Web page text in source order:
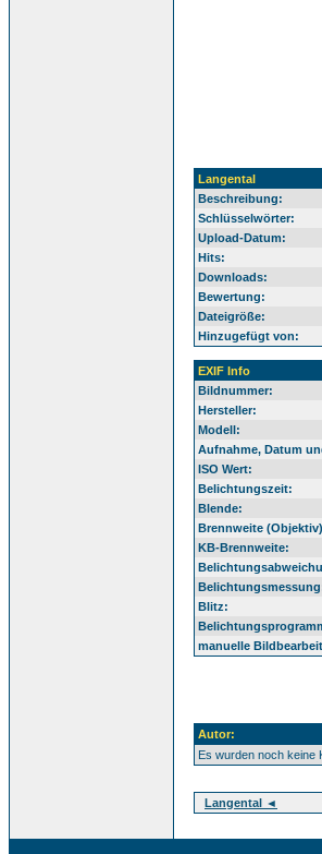
Langental
Beschreibung:
Schlüsselwörter:
Upload-Datum:
Hits:
Downloads:
Bewertung:
Dateigröße:
Hinzugefügt von:
EXIF Info
Bildnummer:
Hersteller:
Modell:
Aufnahme, Datum
ISO Wert:
Belichtungszeit:
Blende:
Brennweite
KB-Brennweite:
Blitz:
manuelle
Autor:
Es wurden noch keine
Langental ◄